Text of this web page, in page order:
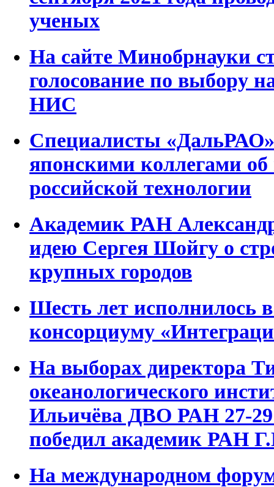
ученых
На сайте Минобрнауки
голосование по выбору
НИС
Специалисты «ДальРАО»
японскими коллегами об
российской технологии
Академик РАН
идею Сергея Шойгу о
крупных городов
Шесть лет исполнилось в
консорциуму
На выборах директора
океанологического
Ильичёва ДВО РАН 27-29
победил академик РАН
На международном